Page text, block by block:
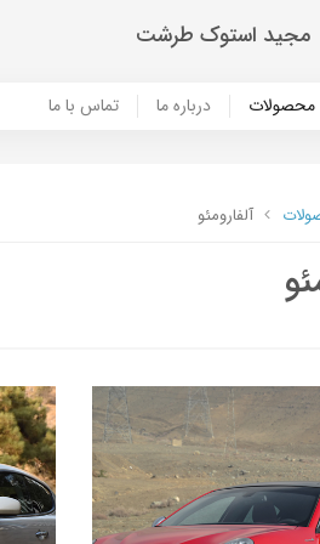
مجید استوک طرشت
محصولات درباره ما تماس با ما
آلفارومئو